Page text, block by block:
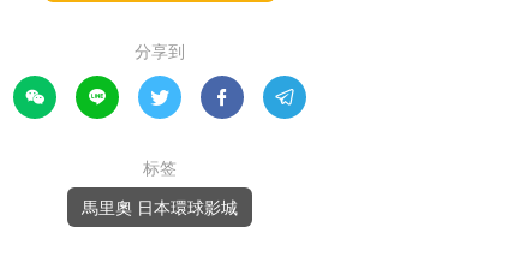
分享到
    
标签
馬里奧 日本環球影城